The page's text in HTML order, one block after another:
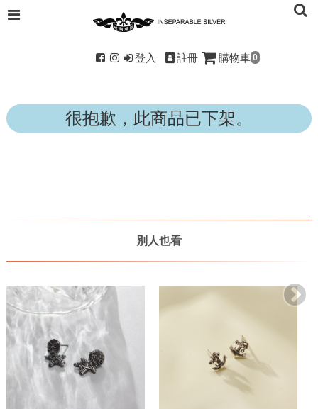
登入 註冊 購物車 0
很抱歉，此商品已下架。
別人也看